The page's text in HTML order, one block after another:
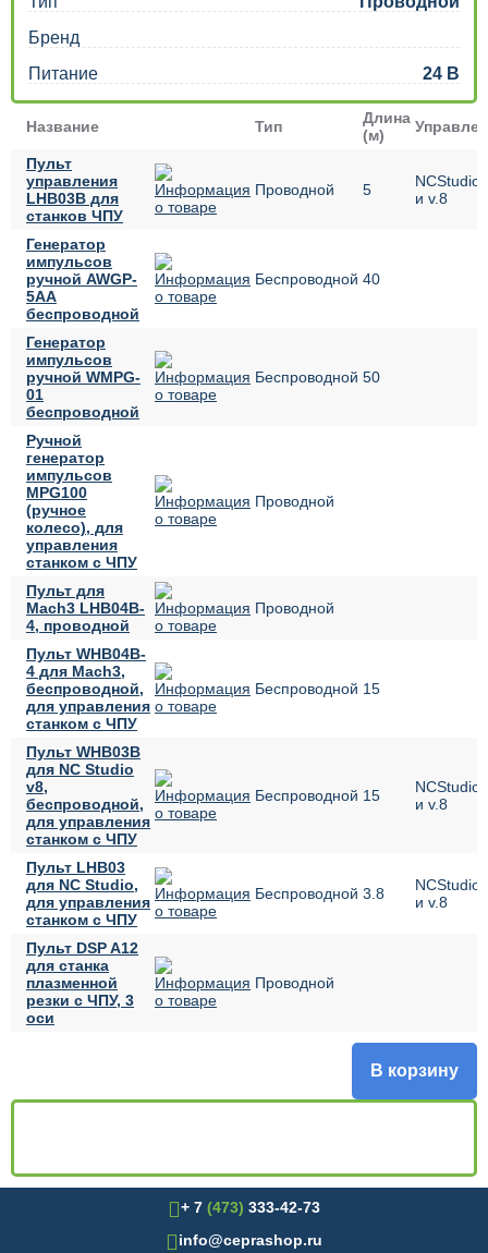
Бренд
Питание
24 В
Название Тип
Длина
(м)
Пульт
управления
LHB03B для
станков ЧПУ
Проводной 5
NCStudio
и v.8
Генератор
импульсов
ручной AWGP-
5AA
беспроводной
Беспроводной 40
Генератор
импульсов
ручной WMPG-
01
беспроводной
Беспроводной 50
Ручной
генератор
импульсов
MPG100
(ручное
колесо), для
управления
станком с ЧПУ
Проводной
Пульт для
Mach3 LHB04B-
4, проводной
Проводной
Пульт WHB04B-
4 для Mach3,
беспроводной,
для управления
станком с ЧПУ
Беспроводной 15
Пульт WHB03B
для NC Studio
v8,
беспроводной,
для управления
станком с ЧПУ
Беспроводной 15
NCStudio
и v.8
Пульт LHB03
для NC Studio,
для управления
станком с ЧПУ
Беспроводной 3.8
NCStudio
и v.8
Пульт DSP A12
для станка
плазменной
резки с ЧПУ, 3
оси
Проводной
В корзину
+ 7 (473) 333-42-73
info@ceprashop.ru